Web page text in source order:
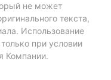
не может
текста,
Использование
при условии
Компании.